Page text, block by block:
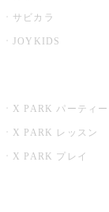
サビカラ
JOYKIDS
X PARK パーティー
X PARK レッスン
X PARK プレイ